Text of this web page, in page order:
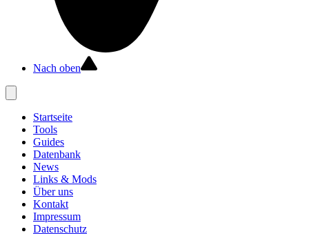
Nach oben
Startseite
Tools
Guides
Datenbank
News
Links & Mods
Über uns
Kontakt
Impressum
Datenschutz